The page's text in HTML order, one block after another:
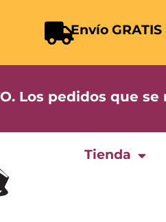
Envío
Los pedidos que
Tienda